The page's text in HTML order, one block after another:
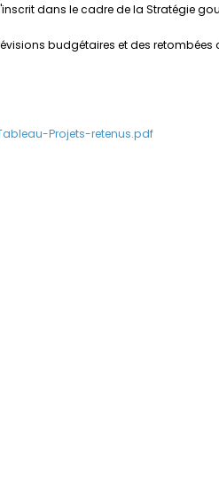
dans le cadre de la Stratégie
budgétaires et des
Projets-retenus.pdf